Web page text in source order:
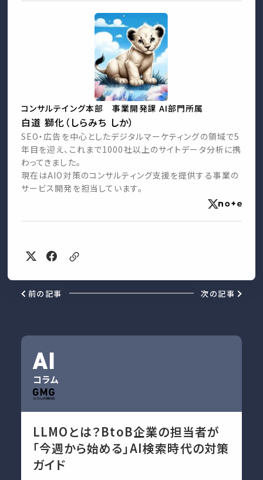
コンサルテイング本部 事業開発課 AI部門所属
白道 獅化（しらみち しか）
SEO・広告を中心としたデジタルマーケティングの領域で5
年目を迎え、これまで1000社以上のサイトデータ分析に携
わってきました。
現在はAIO対策のコンサルティング支援を提供する事業の
サービス開発を担当しています。
前の記事 次の記事
AI
コラム
LLMOとは？BtoB企業の担当者が
「今週から始める」AI検索時代の対策
ガイド